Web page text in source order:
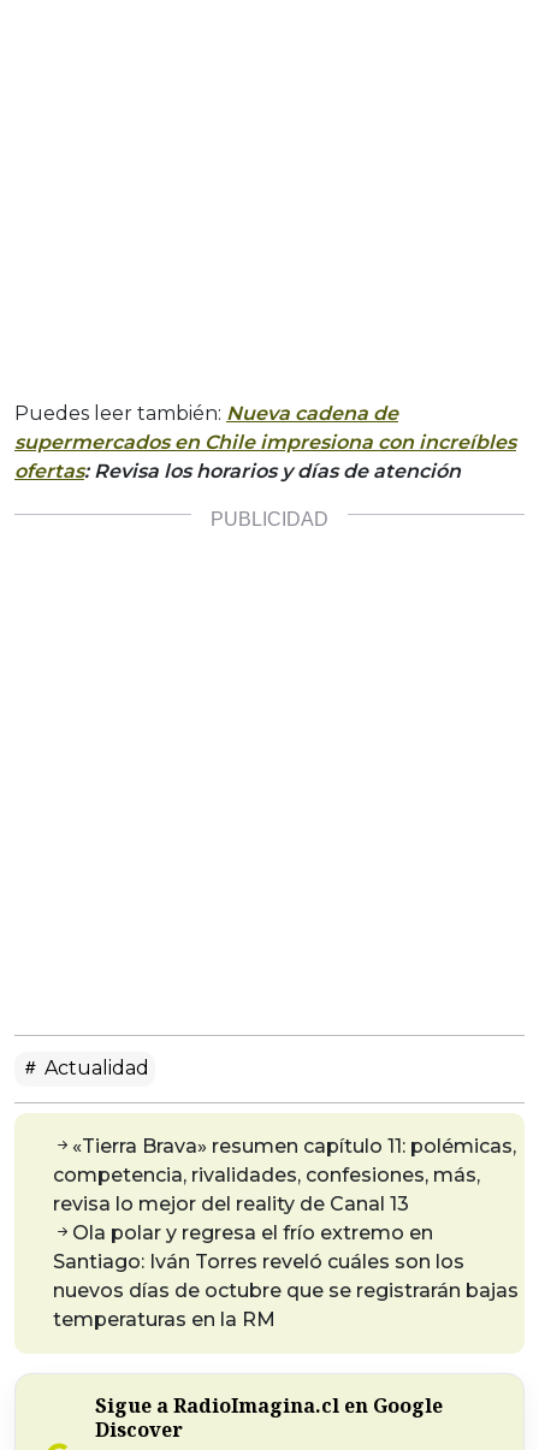
Puedes leer también: Nueva cadena de
supermercados en Chile impresiona con increíbles
ofertas: Revisa los horarios y días de atención
Actualidad
«Tierra Brava» resumen capítulo 11: polémicas,
competencia, rivalidades, confesiones, más,
revisa lo mejor del reality de Canal 13
Ola polar y regresa el frío extremo en
Santiago: Iván Torres reveló cuáles son los
nuevos días de octubre que se registrarán bajas
temperaturas en la RM
Sigue a RadioImagina.cl en Google
Discover